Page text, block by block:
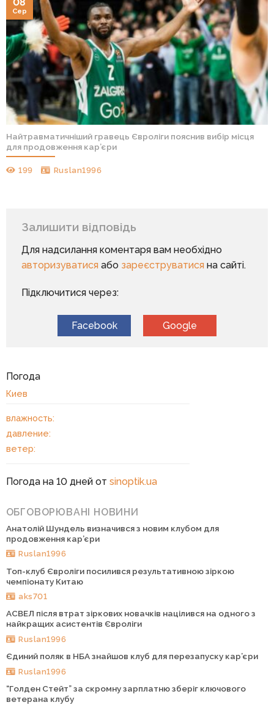
Найтравматичніший гравець Євроліги пояснив вибір місця
для продовження кар’єри
199 Ruslan1996
Сер
Залишити відповідь
Для надсилання коментаря вам необхідно
авторизуватисяабо зареєструватисяна сайті.
Підключитися через:
Facebook Google
Погода
Киев
влажность:
давление:
ветер:
Погода на 10 дней от sinoptik.ua
ОБГОВОРЮВАНІ НОВИНИ
Анатолій Шундель визначився з новим клубом для
продовження кар’єри
Ruslan1996
Топ-клуб Євроліги посилився результативною зіркою
чемпіонату Китаю
aks701
АСВЕЛ після втрат зіркових новачків націлився на одного з
найкращих асистентів Євроліги
Ruslan1996
Єдиний поляк в НБА знайшов клуб для перезапуску кар’єри
Ruslan1996
“Голден Стейт” за скромну зарплатню зберіг ключового
ветерана клубу